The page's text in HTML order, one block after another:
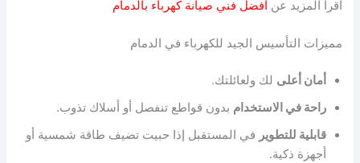
اقرأ المزيد عن أفضل فني صيانة كهرباء بالدمام
مميزات التأسيس الجيد للكهرباء في الدمام
أمان أعلى لك ولعائلتك.
راحة في الاستخدام بدون قواطع تنفصل أو أسلاك تذوب.
قابلية للتطوير في المستقبل إذا حبيت تضيف طاقة شمسية أو
أجهزة ذكية.